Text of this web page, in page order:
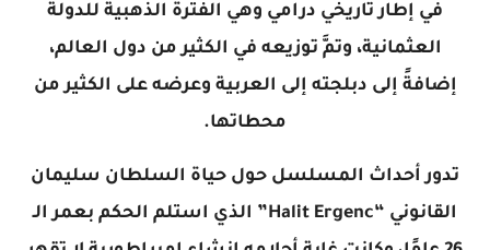
في إطار تاريخي درامي وهي الفترةُ الذهبيةُ للدولة
العثمانية، وتمَّ توزيعه في الكثير من دول العالم،
إضافةً إلى دبلجته إلى العربية وعرضه على الكثير من
محطاتها.
تدور أحداث المسلسل حول حياة السلطان سليمان
القانوني “Halit Ergenc” الذي استلم الحكم بعمر الـ